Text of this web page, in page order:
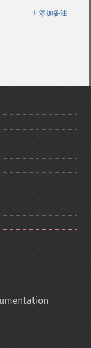
＋ 添加备注